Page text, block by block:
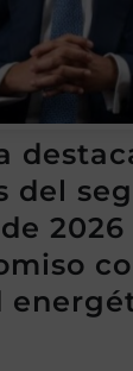
del